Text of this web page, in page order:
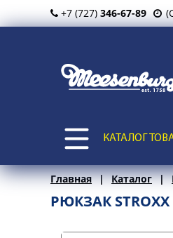
+7 (727) 346-67-89
КАТАЛОГ
Главная Каталог
РЮКЗАК STROXX